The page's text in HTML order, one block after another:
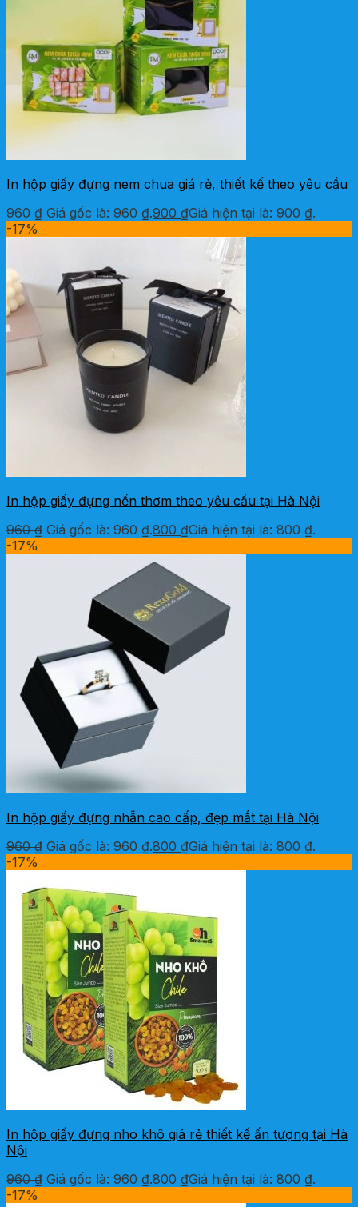
In hộp giấy đựng nem chua giá rẻ, thiết kế theo yêu cầu
960₫ Giá gốc là: 960 ₫.900 ₫Giá hiện tại là: 900 ₫.
-17%
In hộp giấy đựng nến thơm theo yêu cầu tại Hà Nội
960₫ Giá gốc là: 960 ₫.800 ₫Giá hiện tại là: 800 ₫.
-17%
In hộp giấy đựng nhẫn cao cấp, đẹp mắt tại Hà Nội
960₫ Giá gốc là: 960 ₫.800 ₫Giá hiện tại là: 800 ₫.
-17%
In hộp giấy đựng nho khô giá rẻ thiết kế ấn tượng tại Hà
Nội
960₫ Giá gốc là: 960 ₫.800 ₫Giá hiện tại là: 800 ₫.
-17%